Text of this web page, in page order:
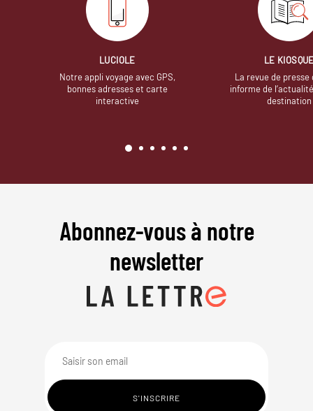
LUCIOLE
Notre appli voyage avec GPS,
bonnes adresses et carte
interactive
LE
La revue de presse
informe de
destination
Abonnez-vous à notre
newsletter